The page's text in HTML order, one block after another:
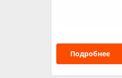
Подробнее